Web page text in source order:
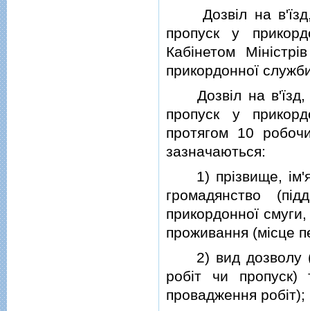
Дозвiл на в'їзд,
пропуск у
Кабiнетом
прикордонної
Дозвiл на в'їзд,
пропуск у
протягом 10
зазначаються:
1) прiзвище, iм'я
громадянство
прикордонної
проживання (мiсце
2) вид дозволу
робiт чи пропуск)
провадження робiт);